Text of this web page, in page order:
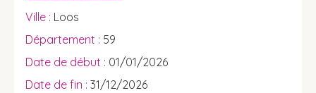
Loos
59
01/01/2026
31/12/2026